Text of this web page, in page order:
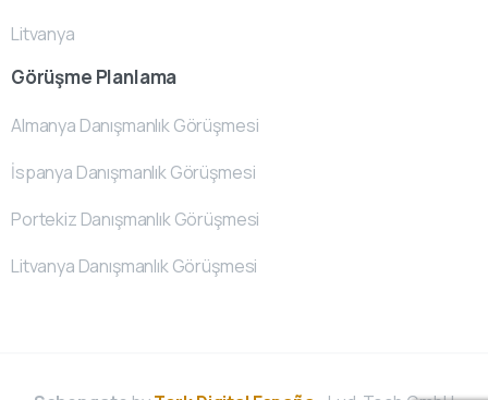
Litvanya
Görüşme Planlama
Almanya Danışmanlık Görüşmesi
İspanya Danışmanlık Görüşmesi
Portekiz Danışmanlık Görüşmesi
Litvanya Danışmanlık Görüşmesi